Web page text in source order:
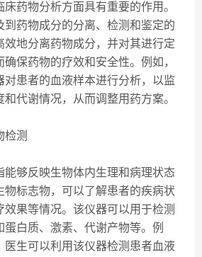
物分析方面具有重要的作用。
到药物成分的分离、检测和鉴定的
效地分离药物成分，并对其进行定
保药物的疗效和安全性。例如，
对患者的血液样本进行分析，以监
代谢情况，从而调整用药方案。
测
够反映生物体内生理和病理状态
物标志物，可以了解患者的疾病状
效果等情况。该仪器可以用于检测
蛋白质、激素、代谢产物等。例
医生可以利用该仪器检测患者血液